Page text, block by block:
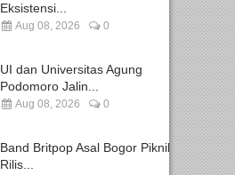
Eksistensi...
Aug 08, 2026 0
UI dan Universitas Agung
Podomoro Jalin...
Aug 08, 2026 0
Band Britpop Asal Bogor Piknik
Rilis...